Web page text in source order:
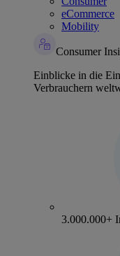
eCommerce
Mobility
Consumer
Einblicke in die
Verbrauchern
3.000.000+